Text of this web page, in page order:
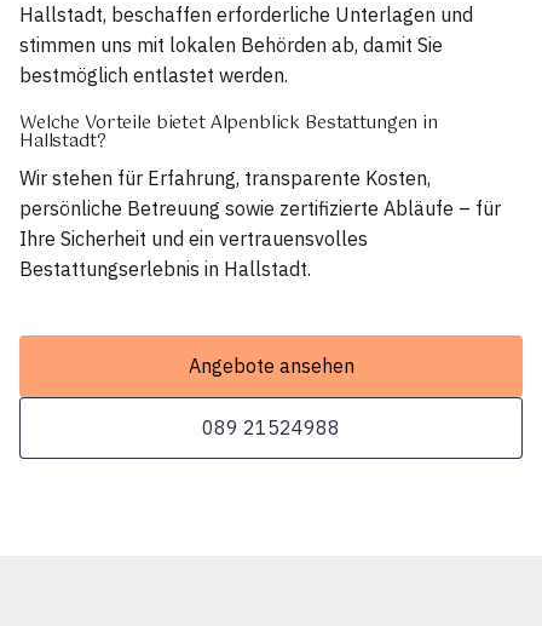
Hallstadt, beschaffen erforderliche Unterlagen und
stimmen uns mit lokalen Behörden ab, damit Sie
bestmöglich entlastet werden.
Welche Vorteile bietet Alpenblick Bestattungen in
Hallstadt?
Wir stehen für Erfahrung, transparente Kosten,
persönliche Betreuung sowie zertifizierte Abläufe – für
Ihre Sicherheit und ein vertrauensvolles
Bestattungserlebnis in Hallstadt.
Angebote ansehen
089 21524988